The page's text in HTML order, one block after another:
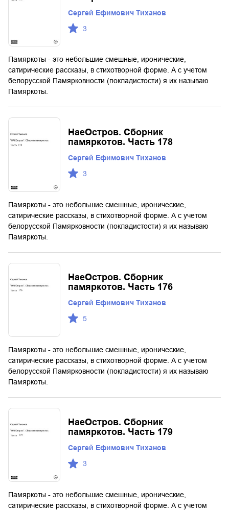
Сергей Ефимович Тиханов
3
Памяркоты - это небольшие смешные, иронические,
сатирические рассказы, в стихотворной форме. А с учетом
белорусской Памярковности (покладистости) я их называю
Памяркоты.
НаеОстров. Сборник
памяркотов. Часть 178
Сергей Ефимович Тиханов
3
Памяркоты - это небольшие смешные, иронические,
сатирические рассказы, в стихотворной форме. А с учетом
белорусской Памярковности (покладистости) я их называю
Памяркоты.
НаеОстров. Сборник
памяркотов. Часть 176
Сергей Ефимович Тиханов
5
Памяркоты - это небольшие смешные, иронические,
сатирические рассказы, в стихотворной форме. А с учетом
белорусской Памярковности (покладистости) я их называю
Памяркоты.
НаеОстров. Сборник
памяркотов. Часть 179
Сергей Ефимович Тиханов
3
Памяркоты - это небольшие смешные, иронические,
сатирические рассказы, в стихотворной форме. А с учетом